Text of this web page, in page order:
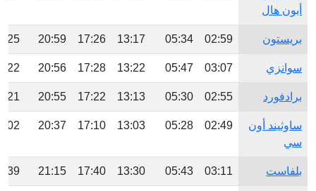
أبون هال
بريستون 02:59
05:34
13:17
17:26
20:59
سوانزي 03:07
05:47
13:22
17:28
20:56
برادفورد 02:55
05:30
13:13
17:22
20:55
ساوثيند أون
سي
02:49
05:28
13:03
17:10
20:37
بلفاست 03:11
05:43
13:30
17:40
21:15